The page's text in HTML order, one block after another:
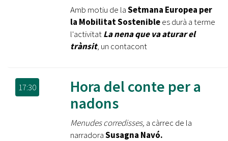
Amb motiu de laSetmana Europea per
la Mobilitat Sosteniblees durà a terme
l'activitatLa nena que va aturar el
trànsit, un contacont
17:30
Hora del conte per a
nadons
Menudes corredisses, a càrrec de la
narradoraSusagna Navó.